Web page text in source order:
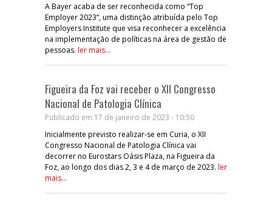
A Bayer acaba de ser reconhecida como “Top
Employer 2023”, uma distinção atribuída pelo Top
Employers Institute que visa reconhecer a excelência
na implementação de políticas na área de gestão de
pessoas. ler mais...
Figueira da Foz vai receber o XII Congresso
Nacional de Patologia Clínica
Publicado em 17 de janeiro de 2023 - 10:50
Inicialmente previsto realizar-se em Curia, o XII
Congresso Nacional de Patologia Clínica vai
decorrer no Eurostars Oásis Plaza, na Figueira da
Foz, ao longo dos dias 2, 3 e 4 de março de 2023. ler
mais...